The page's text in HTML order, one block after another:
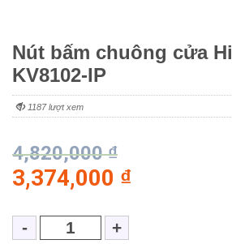
Nút bấm chuông cửa
KV8102-IP
1187 lượt xem
4,820,000₫
3,374,000 ₫